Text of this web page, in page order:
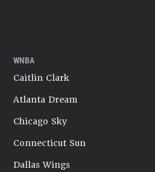
WNBA
Caitlin Clark
Atlanta Dream
Chicago Sky
Connecticut Sun
Dallas Wings